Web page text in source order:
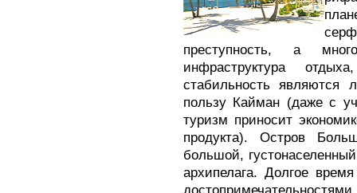
преступность, а
инфраструктура
стабильность являются
пользу Кайман (даже с
туризм приносит
продукта). Остров
большой,
архипелага. Долгое